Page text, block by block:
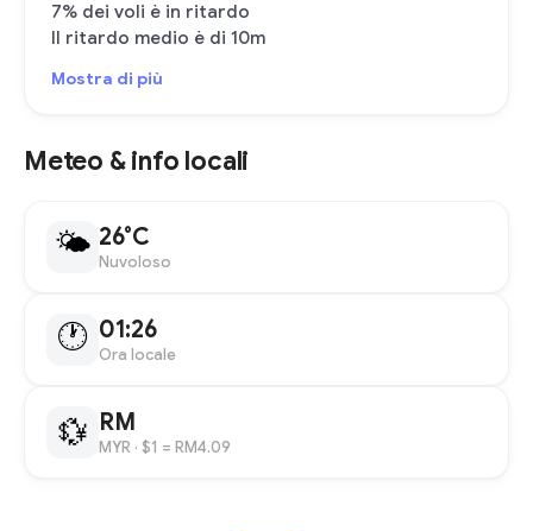
7% dei voli è in ritardo
Il ritardo medio è di 10m
Mostra di più
Meteo & info locali
🌤 26°C
Nuvoloso
🕐 01:26
Ora locale
💱 RM
MYR · $1 = RM4.09